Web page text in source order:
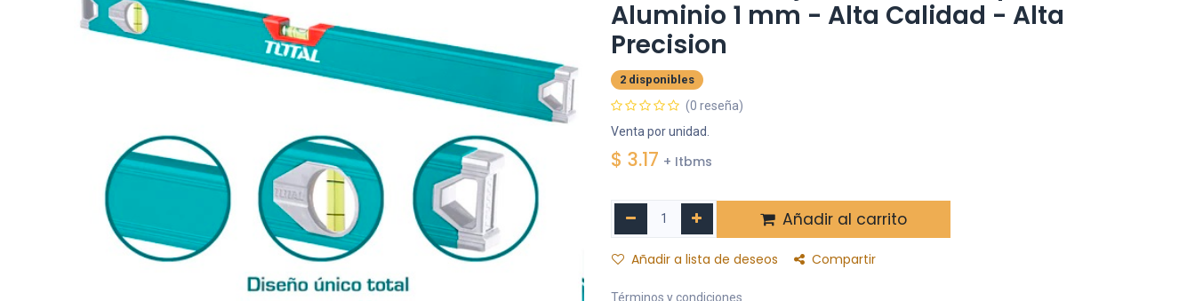
Aluminio 1 mm - Alta Calidad - Alta
Precision
2 disponibles
(0 reseña)
Venta por unidad.
$ 3.17 + Itbms
Añadir al carrito
Añadir a lista de deseos Compartir
Términos y condiciones